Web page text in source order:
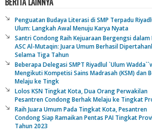
Penguatan Budaya Literasi di SMP Terpadu
Ulum: Langkah Awal Menuju Karya Nyata
Santri Condong Raih Kejuaraan Bergengsi dalam
ASC Al-Mutaqin: Juara Umum Berhasil
Selama Tiga Tahun
Beberapa Delegasi SMPT Riyadlul `Ulum
Mengikuti Kompetisi Sains Madrasah (KSM) dan
Melaju ke Tingk
Lolos KSN Tingkat Kota, Dua Orang Perwakilan
Pesantren Condong Berhak Melaju ke Tingkat
Raih Juara Umum Pada Tingkat Kota, Pesantren
Condong Siap Ramaikan Pentas PAI Tingkat
Tahun 2023